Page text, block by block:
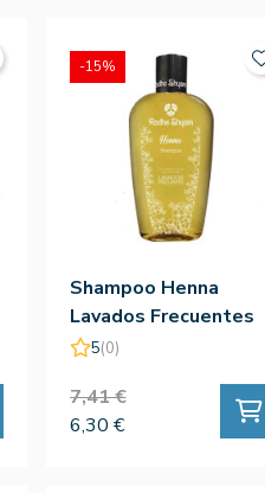
Shampoo Henna
Lavados Frecuentes
250ml
5(0)
7,41 €
6,30 €
-15%